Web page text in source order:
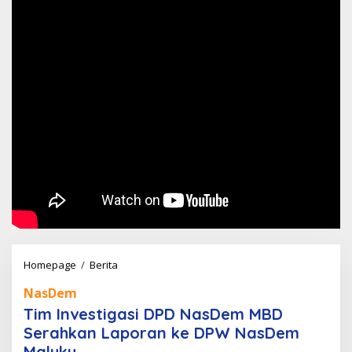
Homepage / Berita
NasDem
MBD
NasDem
Tim Investigasi DPD NasDem MBD
Serahkan Laporan ke DPW NasDem